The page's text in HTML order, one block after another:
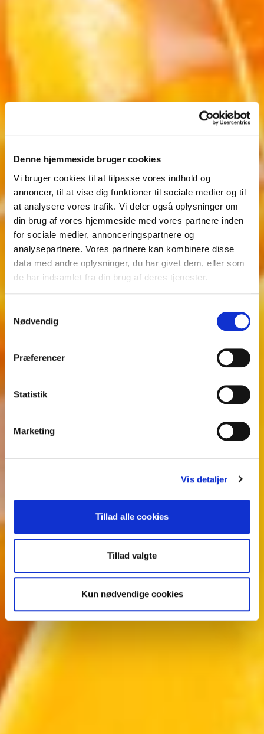
Denne hjemmeside bruger cookies
Vi bruger cookies til at tilpasse vores indhold og
annoncer, til at vise dig funktioner til sociale medier og til
at analysere vores trafik. Vi deler også oplysninger om
din brug af vores hjemmeside med vores partnere inden
for sociale medier, annonceringspartnere og
analysepartnere. Vores partnere kan kombinere disse
data med andre oplysninger, du har givet dem, eller som
de har indsamlet fra din brug af deres tjenester.
Nødvendig
Præferencer
Statistik
Marketing
Vis detaljer
Tillad alle cookies
Tillad valgte
Kun nødvendige cookies